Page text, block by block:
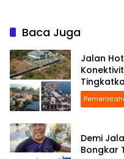
Baca Juga
Jalan
Demi
Bongkar